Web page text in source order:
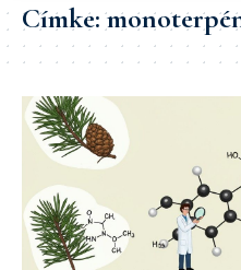
Címke: